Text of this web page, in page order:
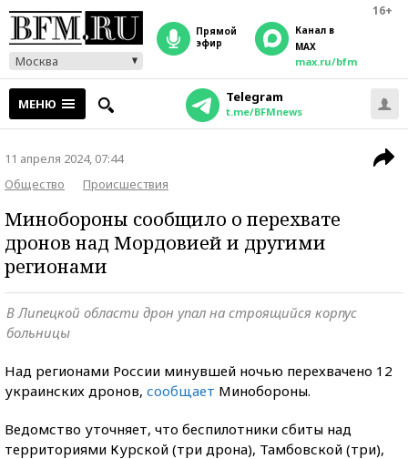
16+
Москва
прямой
эфир
Канал в
MAX
max.ru/bfm
МЕНЮ Telegram
t.me/BFMnews
11 апреля 2024, 07:44
Общество
Происшествия
Минобороны сообщило о перехвате
дронов над Мордовией и другими
регионами
В Липецкой области дрон упал на строящийся корпус
больницы
Над регионами России минувшей ночью перехвачено 12
украинских дронов, сообщает Минобороны.
Ведомство уточняет, что беспилотники сбиты над
территориями Курской (три дрона), Тамбовской (три),